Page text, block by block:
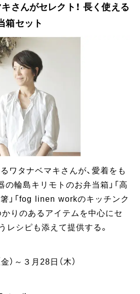
さんがセレクト！ 長く使える
箱セット
ワタナベマキさんが、愛着をも
の輪島キリモトのお弁当箱」「高
」「fog linen workのキッチンク
かりのあるアイテムを中心にセ
レシピも添えて提供する。
）～３月28日（木）